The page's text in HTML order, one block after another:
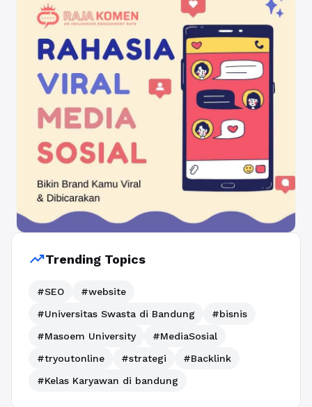
trending_upTrending Topics
#SEO
#website
#Universitas Swasta di Bandung
#bisnis
#Masoem University
#MediaSosial
#tryoutonline
#strategi
#Backlink
#Kelas Karyawan di bandung